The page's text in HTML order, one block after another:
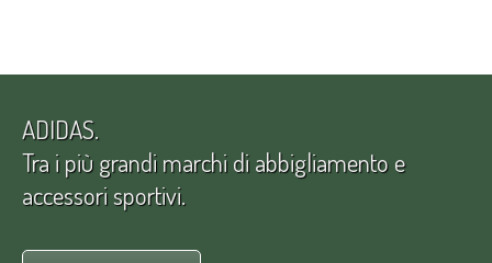
ADIDAS.
Tra i più grandi marchi di abbigliamento e
accessori sportivi.